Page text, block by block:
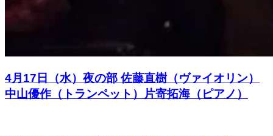
4月17日（水）夜の部 佐藤直樹（ヴァイオリン）
中山優作（トランペット）片寄拓海（ピアノ）